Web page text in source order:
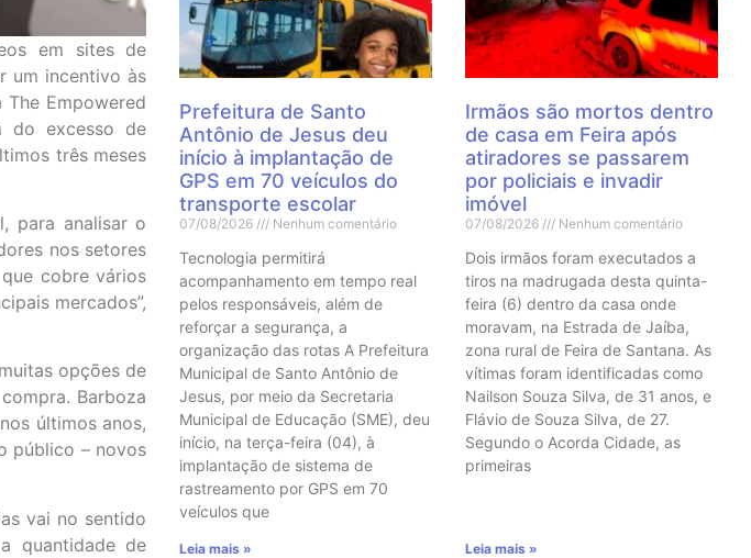
em sites de
um incentivo às
Empowered
do excesso de
três meses
para analisar o
nos setores
cobre vários
mercados”,
opções de
Barboza
últimos anos,
público – novos
vai no sentido
quantidade de
Prefeitura de Santo
Antônio de Jesus deu
início à implantação de
GPS em 70 veículos do
transporte escolar
07/08/2026 Nenhum comentário
Tecnologia permitirá
acompanhamento em tempo real
pelos responsáveis, além de
reforçar a segurança, a
organização das rotas A Prefeitura
Municipal de Santo Antônio de
Jesus, por meio da Secretaria
Municipal de Educação (SME), deu
início, na terça-feira (04), à
implantação de sistema de
rastreamento por GPS em 70
veículos que
Leia mais »
Irmãos são mortos dentro
de casa em Feira após
atiradores se passarem
por policiais e invadir
imóvel
07/08/2026 Nenhum comentário
Dois irmãos foram executados a
tiros na madrugada desta quinta-
feira (6) dentro da casa onde
moravam, na Estrada de Jaíba,
zona rural de Feira de Santana. As
vítimas foram identificadas como
Nailson Souza Silva, de 31 anos, e
Flávio de Souza Silva, de 27.
Segundo o Acorda Cidade, as
primeiras
Leia mais »